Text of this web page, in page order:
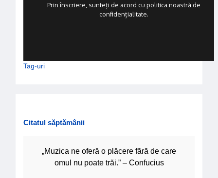
Prin înscriere, sunteți de acord cu politica noastră de
confidențialitate.
Tag-uri
Citatul săptămânii
„Muzica ne oferă o plăcere fără de care
omul nu poate trăi.” – Confucius